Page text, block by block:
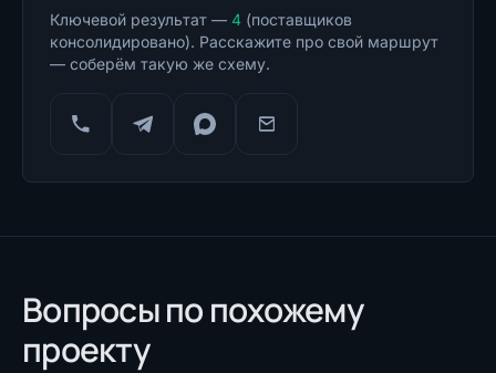
Ключевой результат — 4 (поставщиков
консолидировано). Расскажите про свой маршрут
— соберём такую же схему.
Вопросы по похожему
проекту